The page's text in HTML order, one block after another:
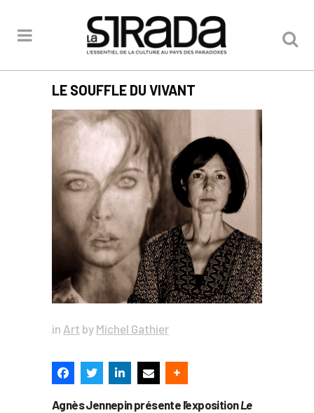
LE SOUFFLE DU VIVANT
in Art by Michel Gathier
Agnès Jennepin présente l’expositionLe